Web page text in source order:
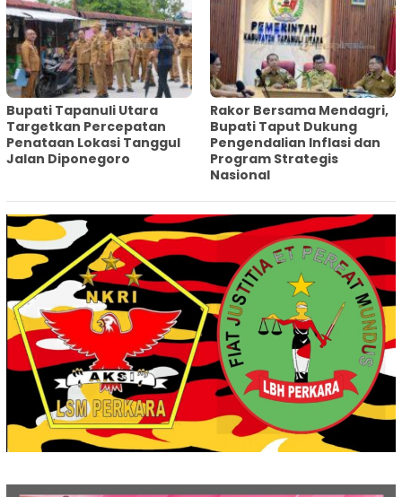
‎Bupati Tapanuli Utara
Targetkan Percepatan
Penataan Lokasi Tanggul
Jalan Diponegoro
Rakor Bersama Mendagri,
Bupati Taput Dukung
Pengendalian Inflasi dan
Program Strategis
Nasional‎